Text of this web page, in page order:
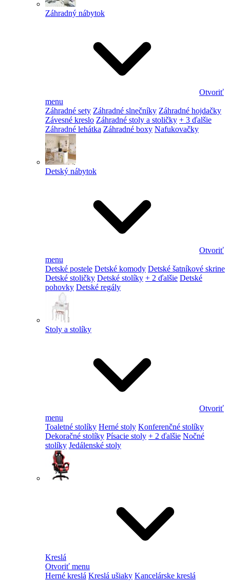
Záhradný nábytok
Otvoriť
menu
Záhradné sety Záhradné slnečníky Záhradné hojdačky
Závesné kreslo Záhradné stoly a stoličky + 3 ďalšie
Záhradné lehátka Záhradné boxy Nafukovačky
Detský nábytok
Otvoriť
menu
Detské postele Detské komody Detské šatníkové skrine
Detské stoličky Detské stolíky + 2 ďalšie Detské
pohovky Detské regály
Stoly a stolíky
Otvoriť
menu
Toaletné stolíky Herné stoly Konferenčné stolíky
Dekoračné stolíky Písacie stoly + 2 ďalšie Nočné
stolíky Jedálenské stoly
Kreslá
Otvoriť menu
Herné kreslá Kreslá ušiaky Kancelárske kreslá